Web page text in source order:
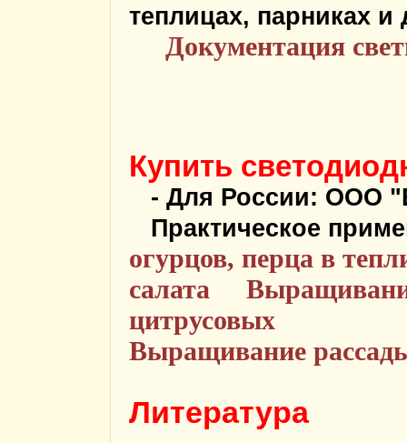
теплицах, парниках
Документация
Купить
- Для России: ООО
Практическое
огурцов, перца в
салата
цитрусовых
Выращивание
Литература